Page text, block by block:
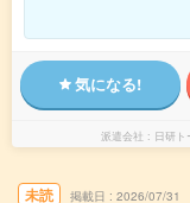
気になる!
派遣会社 日研
未読 掲載日 2026/07/31